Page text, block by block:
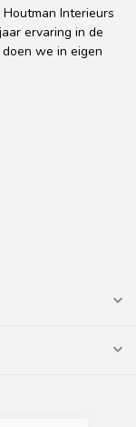
Interieurs
ervaring in de
we in eigen